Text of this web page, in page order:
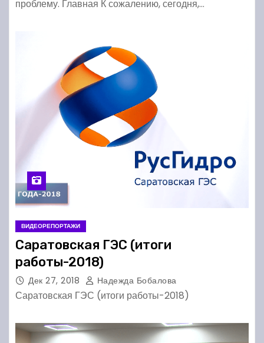
проблему. Главная К сожалению, сегодня,…
ВИДЕОРЕПОРТАЖИ
Саратовская ГЭС (итоги
работы-2018)
Дек 27, 2018 Надежда Бобалова
Саратовская ГЭС (итоги работы-2018)